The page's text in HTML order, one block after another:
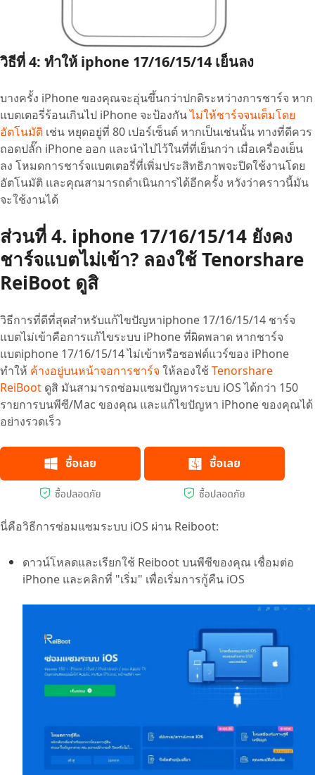
วิธีที่ 4: ทำให้ iphone 17/16/15/14 เย็นลง
บางครั้ง iPhone ของคุณจะอุ่นขึ้นกว่าปกติระหว่างการชาร์จ หาก
แบตเตอรี่ร้อนเกินไป iPhone จะป้องกันไม่ให้ชาร์จจนเต็มโดย
อัตโนมัติ เช่น หยุดอยู่ที่ 80 เปอร์เซ็นต์ หากเป็นเช่นนั้น ทางที่ดีควร
ถอดปลั๊ก iPhone ออก และนำไปไว้ในที่ที่เย็นกว่า เมื่อเครื่องเย็น
ลง โหมดการชาร์จแบตเตอรี่ที่เพิ่มประสิทธิภาพจะปิดใช้งานโดย
อัตโนมัติ และคุณสามารถดำเนินการได้อีกครั้ง หวังว่าคราวนี้มัน
จะใช้งานได้
ส่วนที่ 4. iphone 17/16/15/14 ยังคง
ชาร์จแบตไม่เข้า? ลองใช้ Tenorshare
ReiBoot ดูสิ
วิธีการที่ดีที่สุดสำหรับแก้ไขปัญหาiphone 17/16/15/14 ชาร์จ
แบตไม่เข้าคือการแก้ไขระบบ iPhone ที่ผิดพลาด หากชาร์จ
แบตiphone 17/16/15/14 ไม่เข้าหรือซอฟต์แวร์ของ iPhone
ทำให้ ค้างอยู่บนหน้าจอการชาร์จ ให้ลองใช้Tenorshare
ReiBoot ดูสิ มันสามารถซ่อมแซมปัญหาระบบ iOS ได้กว่า 150
รายการบนพีซี/Mac ของคุณ และแก้ไขปัญหา iPhone ของคุณได้
อย่างรวดเร็ว
นี่คือวิธีการซ่อมแซมระบบ iOS ผ่าน Reiboot:
ดาวน์โหลดและเรียกใช้ Reiboot บนพีซีของคุณ เชื่อมต่อ
iPhone และคลิกที่ "เริ่ม" เพื่อเริ่มการกู้คืน iOS